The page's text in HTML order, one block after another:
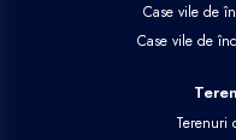
Case vile de
Case vile de
Terenuri